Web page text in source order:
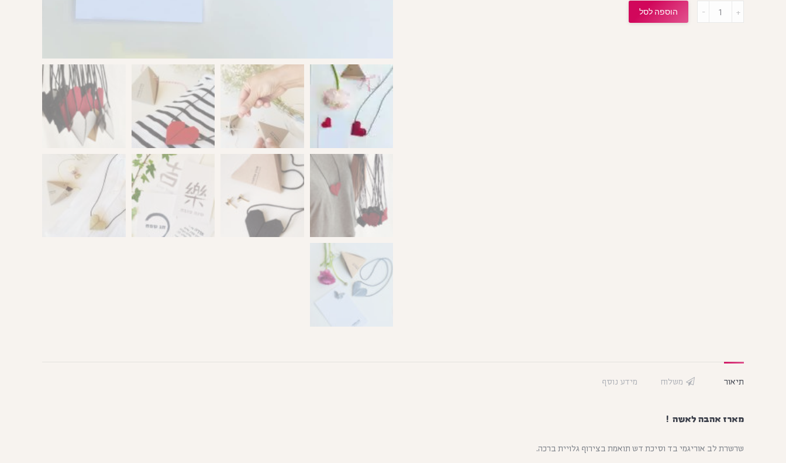
הוספה לסל
תיאור משלוח מידע נוסף
מארז אהבה לאשה !
שרשרת לב אוריגמי בד וסיכת דש תואמת בצירוף גלויית ברכה.